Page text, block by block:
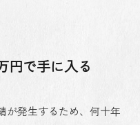
円で手に入る
が発生するため、何十年